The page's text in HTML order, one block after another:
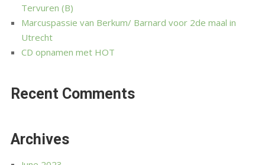
Tervuren (B)
Marcuspassie van Berkum/ Barnard voor 2de maal in
Utrecht
CD opnamen met HOT
Recent Comments
Archives